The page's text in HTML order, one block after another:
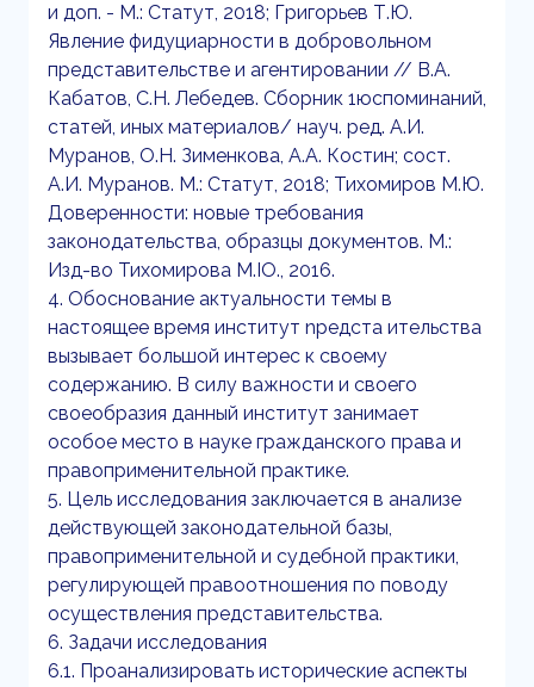
и доп. - М.: Статут, 2018; Григорьев Т.Ю.
Явление фидуциарности в добровольном
представительстве и агентировании // В.А.
Кабатов, С.Н. Лебедев. Сборник 1юспоминаний,
статей, иных материалов/ науч. ред. А.И.
Муранов, О.Н. Зименкова, А.А. Костин; сост.
А.И. Муранов. М.: Статут, 2018; Тихомиров М.Ю.
Доверенности: новые требования
законодательства, образцы документов. М.:
Изд-во Тихомирова M.IO., 2016.
4. Обоснование актуальности темы в
настоящее время институт nредста ительства
вызывает большой интерес к своему
содержанию. В силу важности и своего
своеобразия данный институт занимает
особое место в науке гражданского права и
правоприменительной практике.
5. Цель исследования заключается в анализе
действующей законодательной базы,
правоприменительной и судебной практики,
регулирующей правоотношения по поводу
осуществления представительства.
6. Задачи исследования
6.1. Проанализировать исторические аспекты